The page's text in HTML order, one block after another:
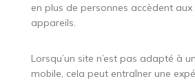
en plus de personnes accèdent
appareils.
Lorsqu’un site n’est pas adapté à
mobile, cela peut entraîner une